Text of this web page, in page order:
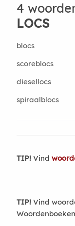
4
LOCS
blocs
scoreblocs
diesellocs
spiraalblocs
TIP!Vind
TIP!Vind